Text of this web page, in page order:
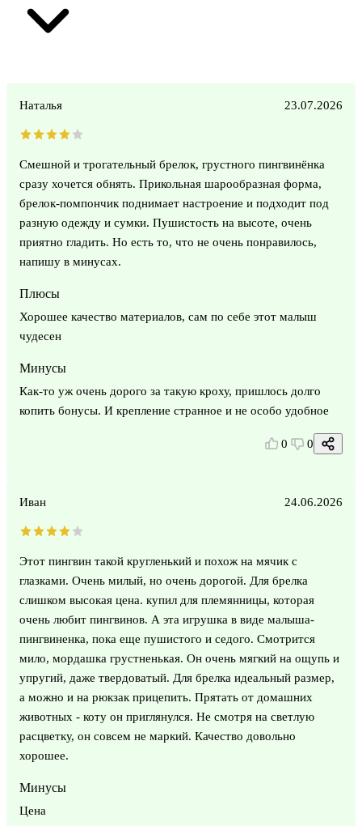
Наталья 23.07.2026
Смешной и трогательный брелок, грустного пингвинёнка
сразу хочется обнять. Прикольная шарообразная форма,
брелок-помпончик поднимает настроение и подходит под
разную одежду и сумки. Пушистость на высоте, очень
приятно гладить. Но есть то, что не очень понравилось,
напишу в минусах.
Плюсы
Хорошее качество материалов, сам по себе этот малыш
чудесен
Минусы
Как-то уж очень дорого за такую кроху, пришлось долго
копить бонусы. И крепление странное и не особо удобное
0 0
Иван 24.06.2026
Этот пингвин такой кругленький и похож на мячик с
глазками. Очень милый, но очень дорогой. Для брелка
слишком высокая цена. купил для племянницы, которая
очень любит пингвинов. А эта игрушка в виде малыша-
пингвиненка, пока еще пушистого и седого. Смотрится
мило, мордашка грустненькая. Он очень мягкий на ощупь и
упругий, даже твердоватый. Для брелка идеальный размер,
а можно и на рюкзак прицепить. Прятать от домашних
животных - коту он приглянулся. Не смотря на светлую
расцветку, он совсем не маркий. Качество довольно
хорошее.
Минусы
Цена